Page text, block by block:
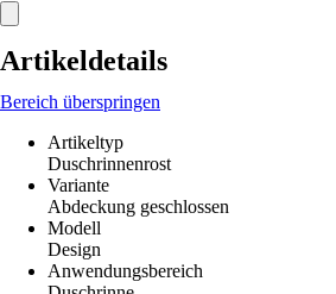
Artikeldetails
Bereich überspringen
Artikeltyp
Duschrinnenrost
Variante
Abdeckung geschlossen
Modell
Design
Anwendungsbereich